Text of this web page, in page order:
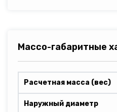
Массо-габаритные
Расчетная масса (вес)
Наружный диаметр